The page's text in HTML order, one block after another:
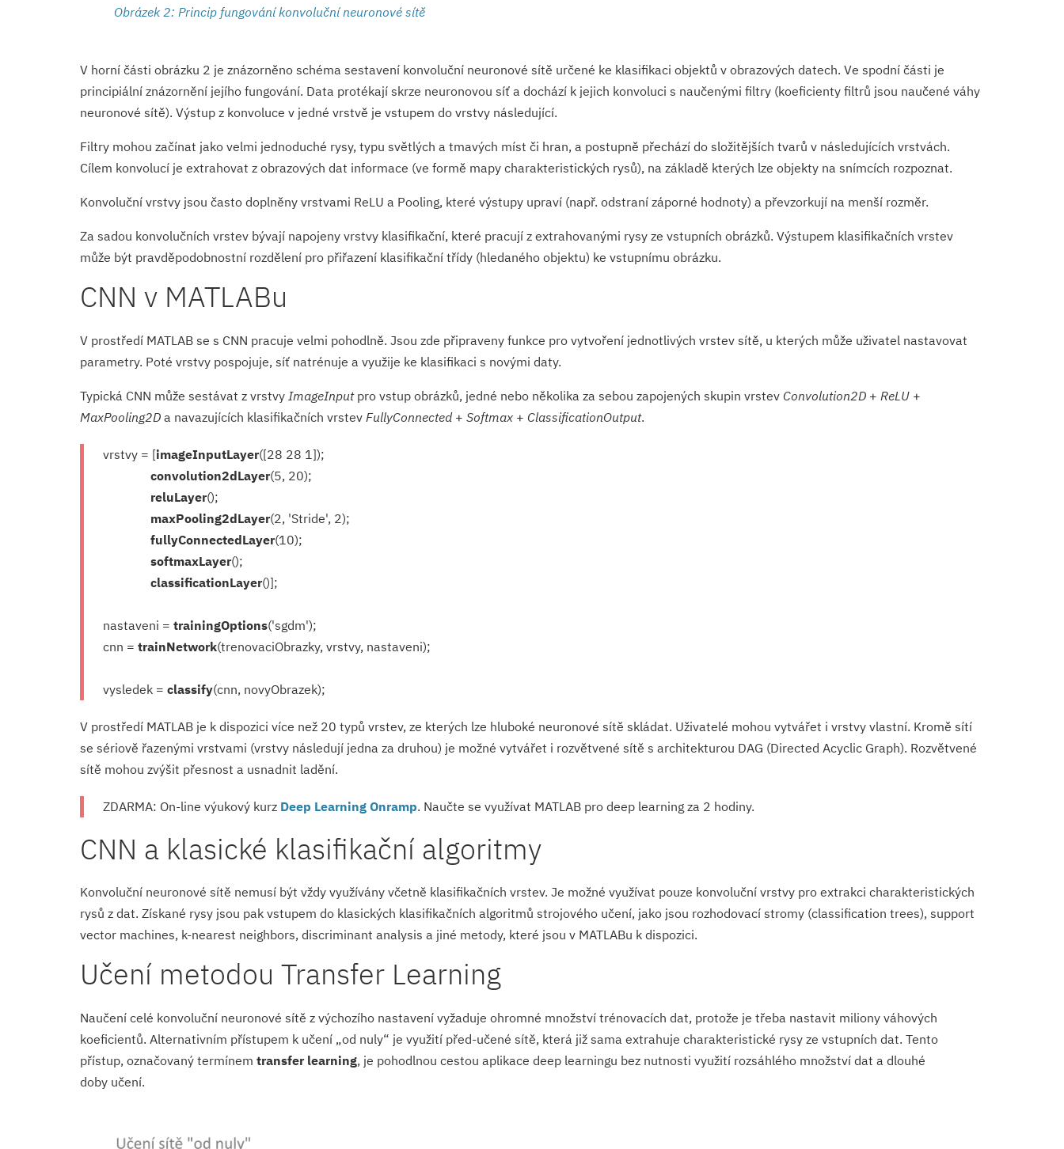
Obrázek 2: Princip fungování konvoluční neuronové sítě
V horní části obrázku 2 je znázorněno schéma sestavení konvoluční neuronové sítě určené ke klasifikaci objektů v obrazových datech. Ve spodní části je
principiální znázornění jejího fungování. Data protékají skrze neuronovou síť a dochází k jejich konvoluci s naučenými filtry (koeficienty filtrů jsou naučené váhy
neuronové sítě). Výstup z konvoluce v jedné vrstvě je vstupem do vrstvy následující.
Filtry mohou začínat jako velmi jednoduché rysy, typu světlých a tmavých míst či hran, a postupně přechází do složitějších tvarů v následujících vrstvách.
Cílem konvolucí je extrahovat z obrazových dat informace (ve formě mapy charakteristických rysů), na základě kterých lze objekty na snímcích rozpoznat.
Konvoluční vrstvy jsou často doplněny vrstvami ReLU a Pooling, které výstupy upraví (např. odstraní záporné hodnoty) a převzorkují na menší rozměr.
Za sadou konvolučních vrstev bývají napojeny vrstvy klasifikační, které pracují z extrahovanými rysy ze vstupních obrázků. Výstupem klasifikačních vrstev
může být pravděpodobnostní rozdělení pro přiřazení klasifikační třídy (hledaného objektu) ke vstupnímu obrázku.
CNN v MATLABu
V prostředí MATLAB se s CNN pracuje velmi pohodlně. Jsou zde připraveny funkce pro vytvoření jednotlivých vrstev sítě, u kterých může uživatel nastavovat
parametry. Poté vrstvy pospojuje, síť natrénuje a využije ke klasifikaci s novými daty.
Typická CNN může sestávat z vrstvy ImageInputpro vstup obrázků, jedné nebo několika za sebou zapojených skupin vrstev Convolution2D+ ReLU+
MaxPooling2Da navazujících klasifikačních vrstev FullyConnected+ Softmax+ Classificatio­nOutput.
vrstvy = [imageInputLa­yer([28 28 1]);
convolution2dLa­yer(5, 20);
reluLayer();
maxPooling2dLayer(2, 'Stride', 2);
fullyConnected­Layer(10);
softmaxLayer();
classification­Layer()];
nastaveni = trainingOptions('sgdm');
cnn = trainNetwork(tre­novaciObrazky, vrstvy, nastaveni);
vysledek = classify(cnn, novyObrazek);
V prostředí MATLAB je k dispozici více než 20 typů vrstev, ze kterých lze hluboké neuronové sítě skládat. Uživatelé mohou vytvářet i vrstvy vlastní. Kromě sítí
se sériově řazenými vrstvami (vrstvy následují jedna za druhou) je možné vytvářet i rozvětvené sítě s architekturou DAG (Directed Acyclic Graph). Rozvětvené
sítě mohou zvýšit přesnost a usnadnit ladění.
ZDARMA: On-line výukový kurz Deep Learning Onramp. Naučte se využívat MATLAB pro deep learning za 2 hodiny.
CNN a klasické klasifikační algoritmy
Konvoluční neuronové sítě nemusí být vždy využívány včetně klasifikačních vrstev. Je možné využívat pouze konvoluční vrstvy pro extrakci charakteristických
rysů z dat. Získané rysy jsou pak vstupem do klasických klasifikačních algoritmů strojového učení, jako jsou rozhodovací stromy (classification trees), support
vector machines, k-nearest neighbors, discriminant analysis a jiné metody, které jsou v MATLABu k dispozici.
Učení metodou Transfer Learning
Naučení celé konvoluční neuronové sítě z výchozího nastavení vyžaduje ohromné množství trénovacích dat, protože je třeba nastavit miliony váhových
koeficientů. Alternativním přístupem k učení „od nuly“ je využití před-učené sítě, která již sama extrahuje charakteristické rysy ze vstupních dat. Tento
přístup, označovaný termínem transfer learning, je pohodlnou cestou aplikace deep learningu bez nutnosti využití rozsáhlého množství dat a dlouhé
doby učení.